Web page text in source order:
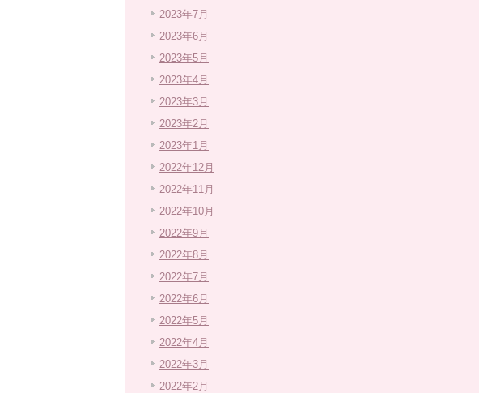
2023年7月
2023年6月
2023年5月
2023年4月
2023年3月
2023年2月
2023年1月
2022年12月
2022年11月
2022年10月
2022年9月
2022年8月
2022年7月
2022年6月
2022年5月
2022年4月
2022年3月
2022年2月